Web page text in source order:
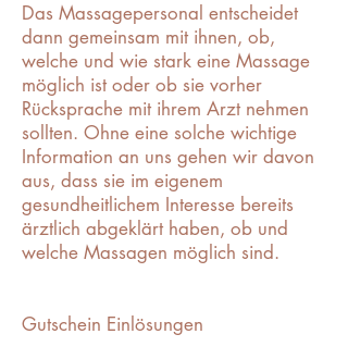
Das Massagepersonal entscheidet
dann gemeinsam mit ihnen, ob,
welche und wie stark eine Massage
möglich ist oder ob sie vorher
Rücksprache mit ihrem Arzt nehmen
sollten. Ohne eine solche wichtige
Information an uns gehen wir davon
aus, dass sie im eigenem
gesundheitlichem Interesse bereits
ärztlich abgeklärt haben, ob und
welche Massagen möglich sind.
Gutschein Einlösungen